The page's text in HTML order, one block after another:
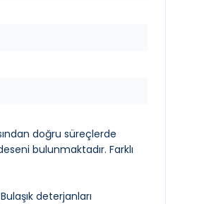
doğru süreçlerde
bulunmaktadır. Farklı
deterjanları